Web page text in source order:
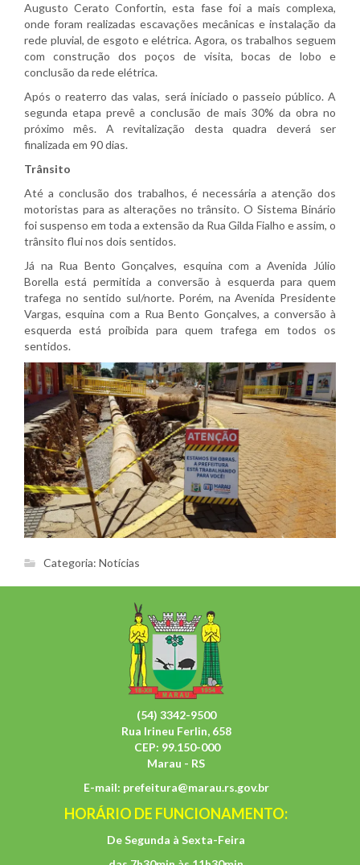
Augusto Cerato Confortin, esta fase foi a mais complexa,
onde foram realizadas escavações mecânicas e instalação da
rede pluvial, de esgoto e elétrica. Agora, os trabalhos seguem
com construção dos poços de visita, bocas de lobo e
conclusão da rede elétrica.
Após o reaterro das valas, será iniciado o passeio público. A
segunda etapa prevê a conclusão de mais 30% da obra no
próximo mês. A revitalização desta quadra deverá ser
finalizada em 90 dias.
Trânsito
Até a conclusão dos trabalhos, é necessária a atenção dos
motoristas para as alterações no trânsito. O Sistema Binário
foi suspenso em toda a extensão da Rua Gilda Fialho e assim, o
trânsito flui nos dois sentidos.
Já na Rua Bento Gonçalves, esquina com a Avenida Júlio
Borella está permitida a conversão à esquerda para quem
trafega no sentido sul/norte. Porém, na Avenida Presidente
Vargas, esquina com a Rua Bento Gonçalves, a conversão à
esquerda está proibida para quem trafega em todos os
sentidos.
Categoria: Notícias
(54) 3342-9500
Rua Irineu Ferlin, 658
CEP: 99.150-000
Marau - RS
E-mail: prefeitura@marau.rs.gov.br
HORÁRIO DE FUNCIONAMENTO:
De Segunda à Sexta-Feira